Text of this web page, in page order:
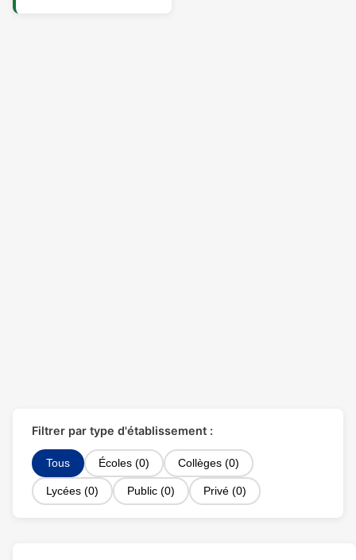
Filtrer par type d'établissement :
Tous Écoles (0) Collèges (0)
Lycées (0) Public (0) Privé (0)